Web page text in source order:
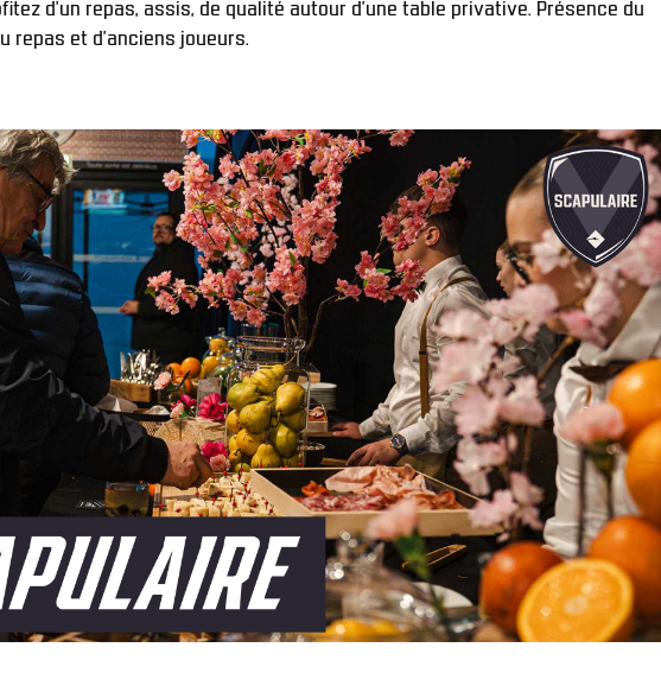
d’un repas, assis, de qualité autour d’une table privative. Présence du
repas et d'anciens joueurs.